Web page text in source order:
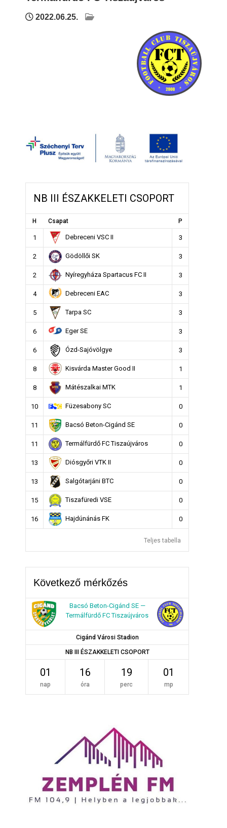
2022.06.25.
NB III ÉSZAKKELETI CSOPORT
H Csapat P
1 Debreceni VSC II 3
2 Gödöllői SK 3
2 Nyíregyháza Spartacus FC II 3
4 Debreceni EAC 3
5 Tarpa SC 3
6 Eger SE 3
6 Ózd-Sajóvölgye 3
8 Kisvárda Master Good II 1
8 Mátészalkai MTK 1
10 Füzesabony SC 0
11 Bacsó Beton-Cigánd SE 0
11 Termálfürdő FC Tiszaújváros 0
13 Diósgyőri VTK II 0
13 Salgótarjáni BTC 0
15 Tiszafüredi VSE 0
16 Hajdúnánás FK 0
Teljes tabella
Következő mérkőzés
Bacsó Beton-Cigánd SE —
Termálfürdő FC Tiszaújváros
Cigánd Városi Stadion
NB III ÉSZAKKELETI CSOPORT
01
nap
16
óra
19
perc
01
mp